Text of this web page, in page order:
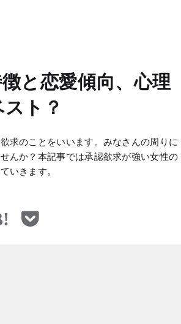
と恋愛傾向、心理
ト？
求のことをいいます。みなさんの周りに
んか？本記事では承認欲求が強い女性の
いきます。